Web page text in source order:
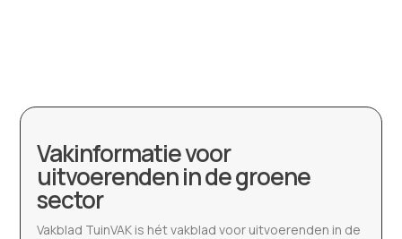
Vakinformatie voor
uitvoerenden in de groene
sector
Vakblad TuinVAK is hét vakblad voor uitvoerenden in de